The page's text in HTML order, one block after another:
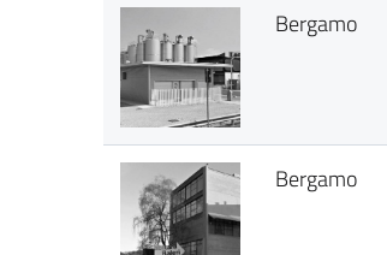
Bergamo
Bergamo